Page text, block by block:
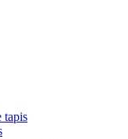
tapis